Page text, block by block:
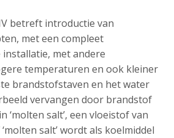
betreft introductie van
met een compleet
met andere
temperaturen en ook kleiner
brandstofstaven en het water
vervangen door brandstof
‘molten salt’, een vloeistof van
salt’ wordt als koelmiddel